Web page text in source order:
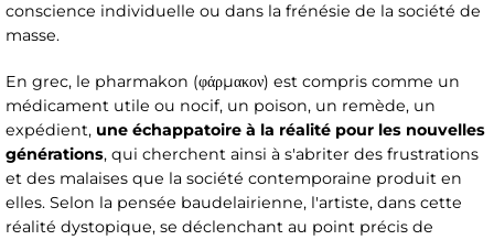
conscience individuelle ou dans la frénésie de la société de
masse.
En grec, le pharmakon (φάρμακον) est compris comme un
médicament utile ou nocif, un poison, un remède, un
expédient, une échappatoire à la réalité pour les nouvelles
générations, qui cherchent ainsi à s'abriter des frustrations
et des malaises que la société contemporaine produit en
elles. Selon la pensée baudelairienne, l'artiste, dans cette
réalité dystopique, se déclenchant au point précis de